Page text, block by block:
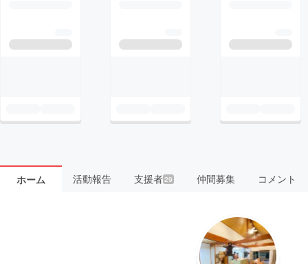
ホーム 活動報告 支援者 29 仲間募集 コメント